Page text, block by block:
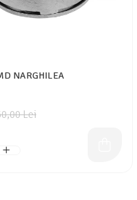
NARGHILEA
Lei